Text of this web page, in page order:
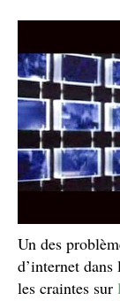
Un des
d’internet
les craintes sur